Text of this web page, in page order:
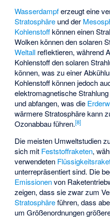
Wasserdampferzeugt eine
Stratosphäre und der
Kohlenstoffkönnen einen
Wolken können den solaren
Weltall reflektieren, während
Kohlenstoff den solaren
können, was zu einer
Kohlenstoff können jedoch
elektromagnetische Strahlung
und abfangen, was die
wärmere Stratosphäre kann
Ozonabbau führen.[8]
Die meisten Umweltstudien
sich mit Feststoffraketen,
verwendeten
unterrepräsentiert sind. Die
Emissionenvon
zeigen, dass sie zwar zum
Stratosphäreführen, dass
um Größenordnungen